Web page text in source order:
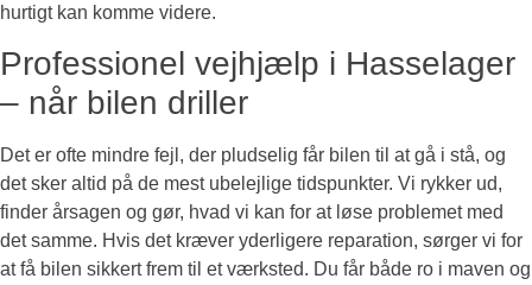
hurtigt kan komme videre.
Professionel vejhjælp i Hasselager
– når bilen driller
Det er ofte mindre fejl, der pludselig får bilen til at gå i stå, og
det sker altid på de mest ubelejlige tidspunkter. Vi rykker ud,
finder årsagen og gør, hvad vi kan for at løse problemet med
det samme. Hvis det kræver yderligere reparation, sørger vi for
at få bilen sikkert frem til et værksted. Du får både ro i maven og